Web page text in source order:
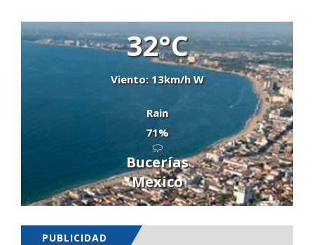
32°C
Viento: 13km/h W
Rain
71%
Bucerías
Mexico
PUBLICIDAD